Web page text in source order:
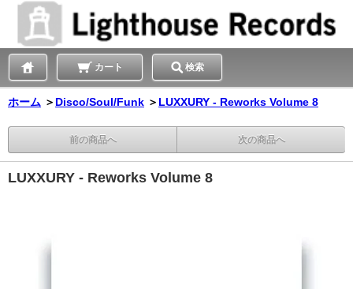
カート 検索
ホーム ＞ Disco/Soul/Funk ＞ LUXXURY - Reworks Volume 8
前の商品へ 次の商品へ
LUXXURY - Reworks Volume 8